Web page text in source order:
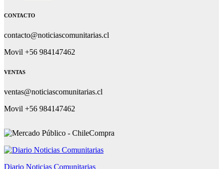
CONTACTO
contacto@noticiascomunitarias.cl
Movil +56 984147462
VENTAS
ventas@noticiascomunitarias.cl
Movil +56 984147462
Diario Noticias Comunitarias